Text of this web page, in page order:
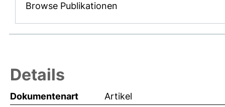
Browse Publikationen
Details
Dokumentenart
Artikel